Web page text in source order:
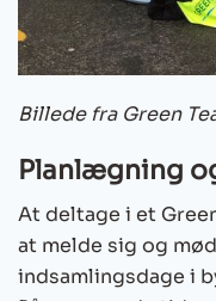
Billede fra Green
Planlægning
At deltage i et
at melde sig og
indsamlingsdage i